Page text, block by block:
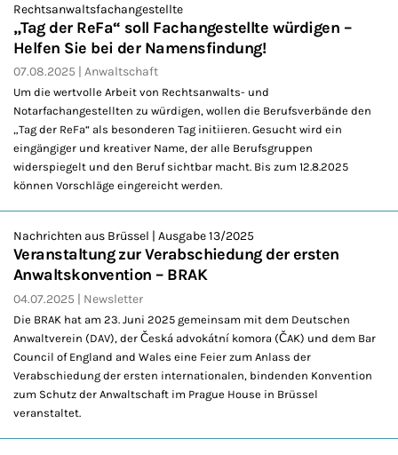
Rechtsanwaltsfachangestellte
„Tag der ReFa“ soll Fachangestellte würdigen –
Helfen Sie bei der Namensfindung!
07.08.2025 Anwaltschaft
Um die wertvolle Arbeit von Rechtsanwalts- und
Notarfachangestellten zu würdigen, wollen die Berufsverbände den
„Tag der ReFa“ als besonderen Tag initiieren. Gesucht wird ein
eingängiger und kreativer Name, der alle Berufsgruppen
widerspiegelt und den Beruf sichtbar macht. Bis zum 12.8.2025
können Vorschläge eingereicht werden.
Nachrichten aus Brüssel | Ausgabe 13/2025
Veranstaltung zur Verabschiedung der ersten
Anwaltskonvention – BRAK
04.07.2025 Newsletter
Die BRAK hat am 23. Juni 2025 gemeinsam mit dem Deutschen
Anwaltverein (DAV), der Česká advokátní komora (ČAK) und dem Bar
Council of England and Wales eine Feier zum Anlass der
Verabschiedung der ersten internationalen, bindenden Konvention
zum Schutz der Anwaltschaft im Prague House in Brüssel
veranstaltet.